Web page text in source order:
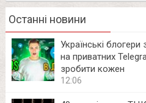
Останні новини
Українські
на приватних
зробити кожен
12:06